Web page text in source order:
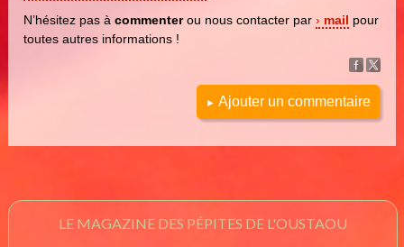
N’hésitez pas àcommenterou nous contacter par mail pour
toutes autres informations !
► Ajouter un commentaire
LE MAGAZINE DES PÉPITES DE L'OUSTAOU